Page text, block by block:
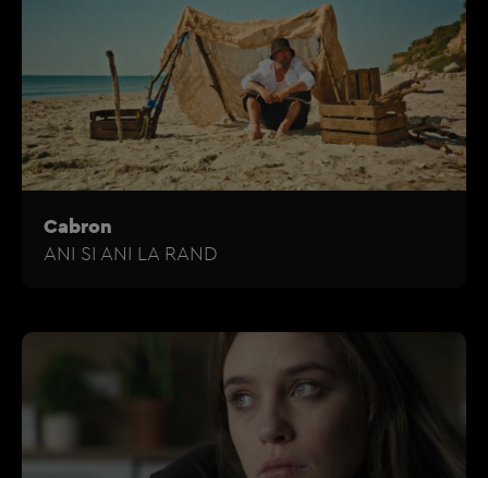
Cabron
ANI SI ANI LA RAND